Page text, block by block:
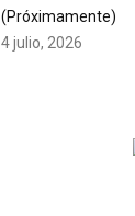
(Próximamente)
4 julio, 2026